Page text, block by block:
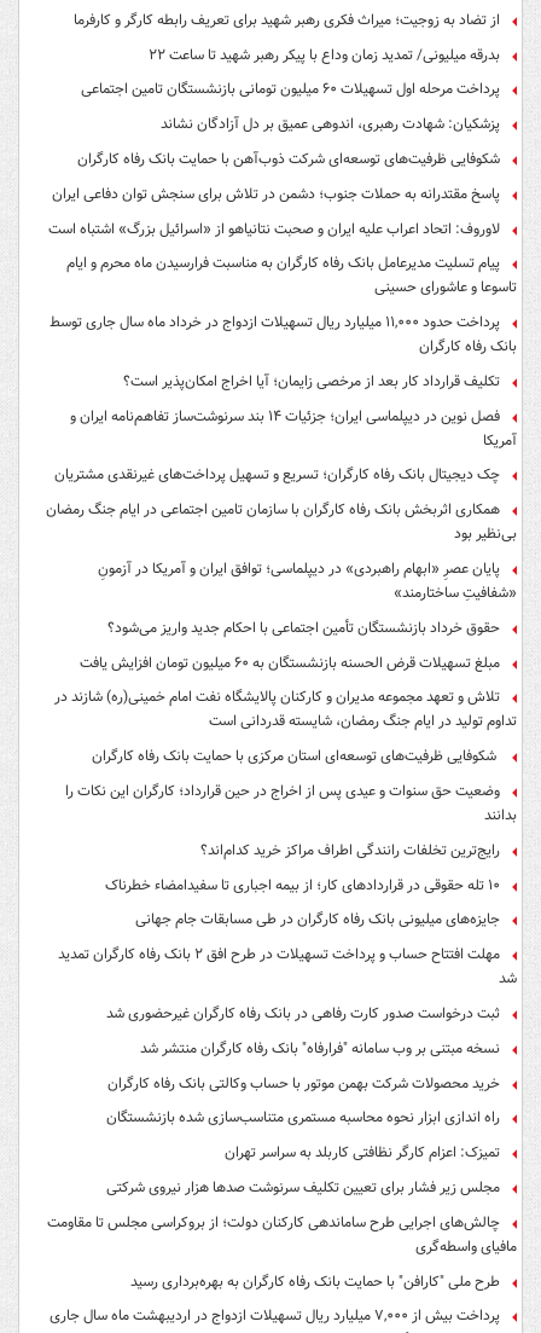
از تضاد به زوجیت؛ میراث فکری رهبر شهید برای تعریف رابطه کارگر و کارفرما
بدرقه میلیونی/ تمدید زمان وداع با پیکر رهبر شهید تا ساعت ۲۲
پرداخت مرحله اول تسهیلات ۶۰ میلیون تومانی بازنشستگان تامین اجتماعی
پزشکیان: شهادت رهبری، اندوهی عمیق بر دل آزادگان نشاند
شکوفایی ظرفیت‌های توسعه‌ای شرکت ذوب‌آهن با حمایت‌ بانک رفاه کارگران
پاسخ مقتدرانه به حملات جنوب؛ دشمن در تلاش برای سنجش توان دفاعی ایران
لاوروف: اتحاد اعراب علیه ایران و صحبت نتانیاهو از «اسرائیل بزرگ» اشتباه است
پیام تسلیت مدیرعامل بانک رفاه کارگران به مناسبت فرارسیدن ماه محرم و ایام
تاسوعا و عاشورای حسینی
پرداخت حدود ۱۱,۰۰۰ میلیارد ریال تسهیلات ازدواج در خرداد ماه سال جاری توسط
بانک رفاه کارگران
تکلیف قرارداد کار بعد از مرخصی زایمان؛ آیا اخراج امکان‌پذیر است؟
فصل نوین در دیپلماسی ایران؛ جزئیات ۱۴ بند سرنوشت‌ساز تفاهم‌نامه ایران و
آمریکا
چک دیجیتال بانک رفاه کارگران؛ تسریع و تسهیل پرداخت‌های غیرنقدی مشتریان
همکاری اثربخش بانک رفاه کارگران با سازمان تامین اجتماعی در ایام جنگ رمضان
بی‌نظیر بود
پایان عصرِ «ابهام راهبردی» در دیپلماسی؛ توافق ایران و آمریکا در آزمونِ
«شفافیتِ ساختارمند»
حقوق خرداد بازنشستگان تأمین اجتماعی با احکام جدید واریز می‌شود؟
مبلغ تسهیلات قرض الحسنه بازنشستگان به ۶۰ میلیون تومان افزایش یافت
تلاش و تعهد مجموعه مدیران و کارکنان پالایشگاه نفت امام خمینی(ره) شازند در
تداوم تولید در ایام جنگ رمضان، شایسته قدردانی است
شکوفایی ظرفیت‌های توسعه‌ای استان مرکزی با حمایت بانک رفاه کارگران
وضعیت حق سنوات و عیدی پس از اخراج در حین قرارداد؛ کارگران این نکات را
بدانند
رایج‌ترین تخلفات رانندگی اطراف مراکز خرید کدام‌اند؟
۱۰ تله حقوقی در قراردادهای کار؛ از بیمه اجباری تا سفیدامضاء خطرناک
جایزه‌های میلیونی بانک رفاه کارگران در طی مسابقات جام جهانی
مهلت افتتاح حساب و پرداخت تسهیلات در طرح افق ۲ بانک رفاه کارگران تمدید
شد
ثبت درخواست صدور کارت رفاهی در بانک رفاه کارگران غیرحضوری شد
نسخه مبتنی بر وب سامانه "فرارفاه" بانک رفاه کارگران منتشر شد
خرید محصولات شرکت بهمن موتور با حساب وکالتی بانک رفاه کارگران
راه اندازی ابزار نحوه محاسبه مستمری متناسب‌سازی شده بازنشستگان
تمیزک: اعزام کارگر نظافتی کاربلد به سراسر تهران
مجلس زیر فشار برای تعیین تکلیف سرنوشت صدها هزار نیروی شرکتی
چالش‌های اجرایی طرح ساماندهی کارکنان دولت؛ از بروکراسی مجلس تا مقاومت
مافیای واسطه‌گری
طرح ملی "کارافن" با حمایت بانک رفاه کارگران به بهره‌برداری رسید
پرداخت بیش از ۷,۰۰۰ میلیارد ریال تسهیلات ازدواج در اردیبهشت ماه سال جاری